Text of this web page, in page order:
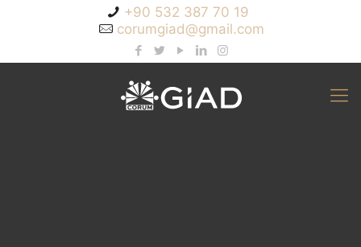
+90 532 387 70 19
corumgiad@gmail.com